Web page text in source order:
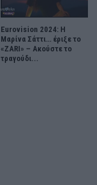
Eurovision 2024: Η
Μαρίνα Σάττι… έριξε το
«ZARI» – Ακούστε το
τραγούδι...